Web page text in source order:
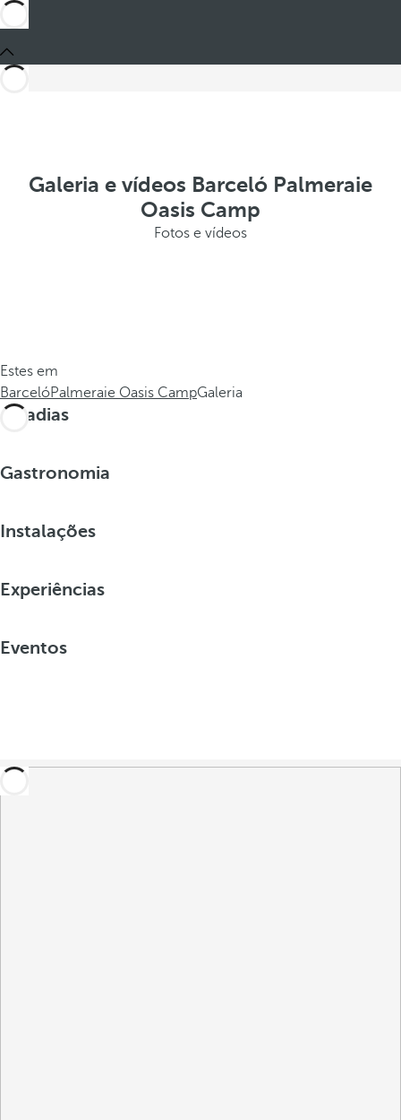
Galeria e vídeos Barceló Palmeraie
Oasis Camp
Fotos e vídeos
Estes em
BarcelóPalmeraie Oasis CampGaleria
Estadias
Gastronomia
Instalações
Experiências
Eventos